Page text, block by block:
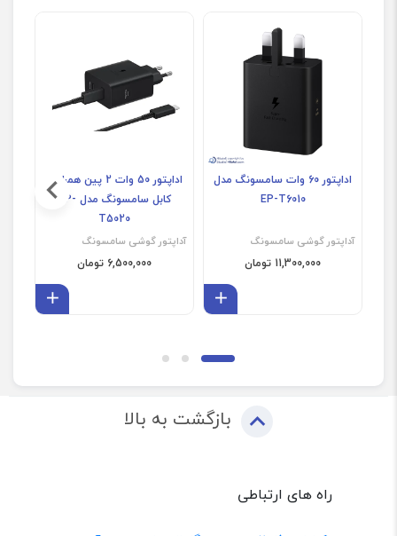
اداپتور 60 وات سامسونگ مدل
EP-T6010
آداپتور گوشی سامسونگ
11,300,000 تومان
اداپتور 50 وات 2 پین همراه با
کابل سامسونگ مدل EP-
T5020
آداپتور گوشی سامسونگ
6,500,000 تومان
بازگشت به بالا
راه های ارتباطی